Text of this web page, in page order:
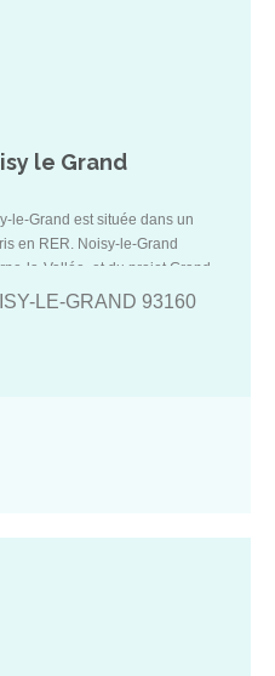
le Grand
le-Grand est située dans un
en RER. Noisy-le-Grand
la-Vallée, et du projet Grand
en métro à Paris.
LE-GRAND 93160